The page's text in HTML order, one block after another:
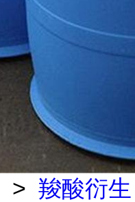
> 羧酸衍生